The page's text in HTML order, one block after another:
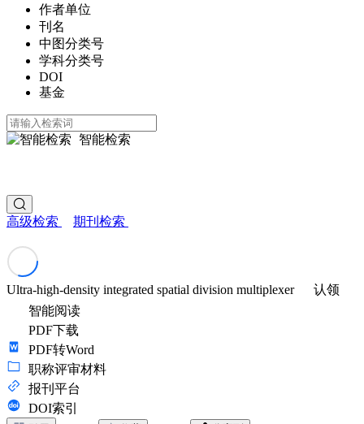
作者单位
刊名
中图分类号
学科分类号
DOI
基金
智能检索
高级检索 期刊检索
Ultra-high-density integrated spatial division multiplexer
认领
智能阅读
PDF下载
PDF转Word
职称评审材料
报刊平台
DOI索引